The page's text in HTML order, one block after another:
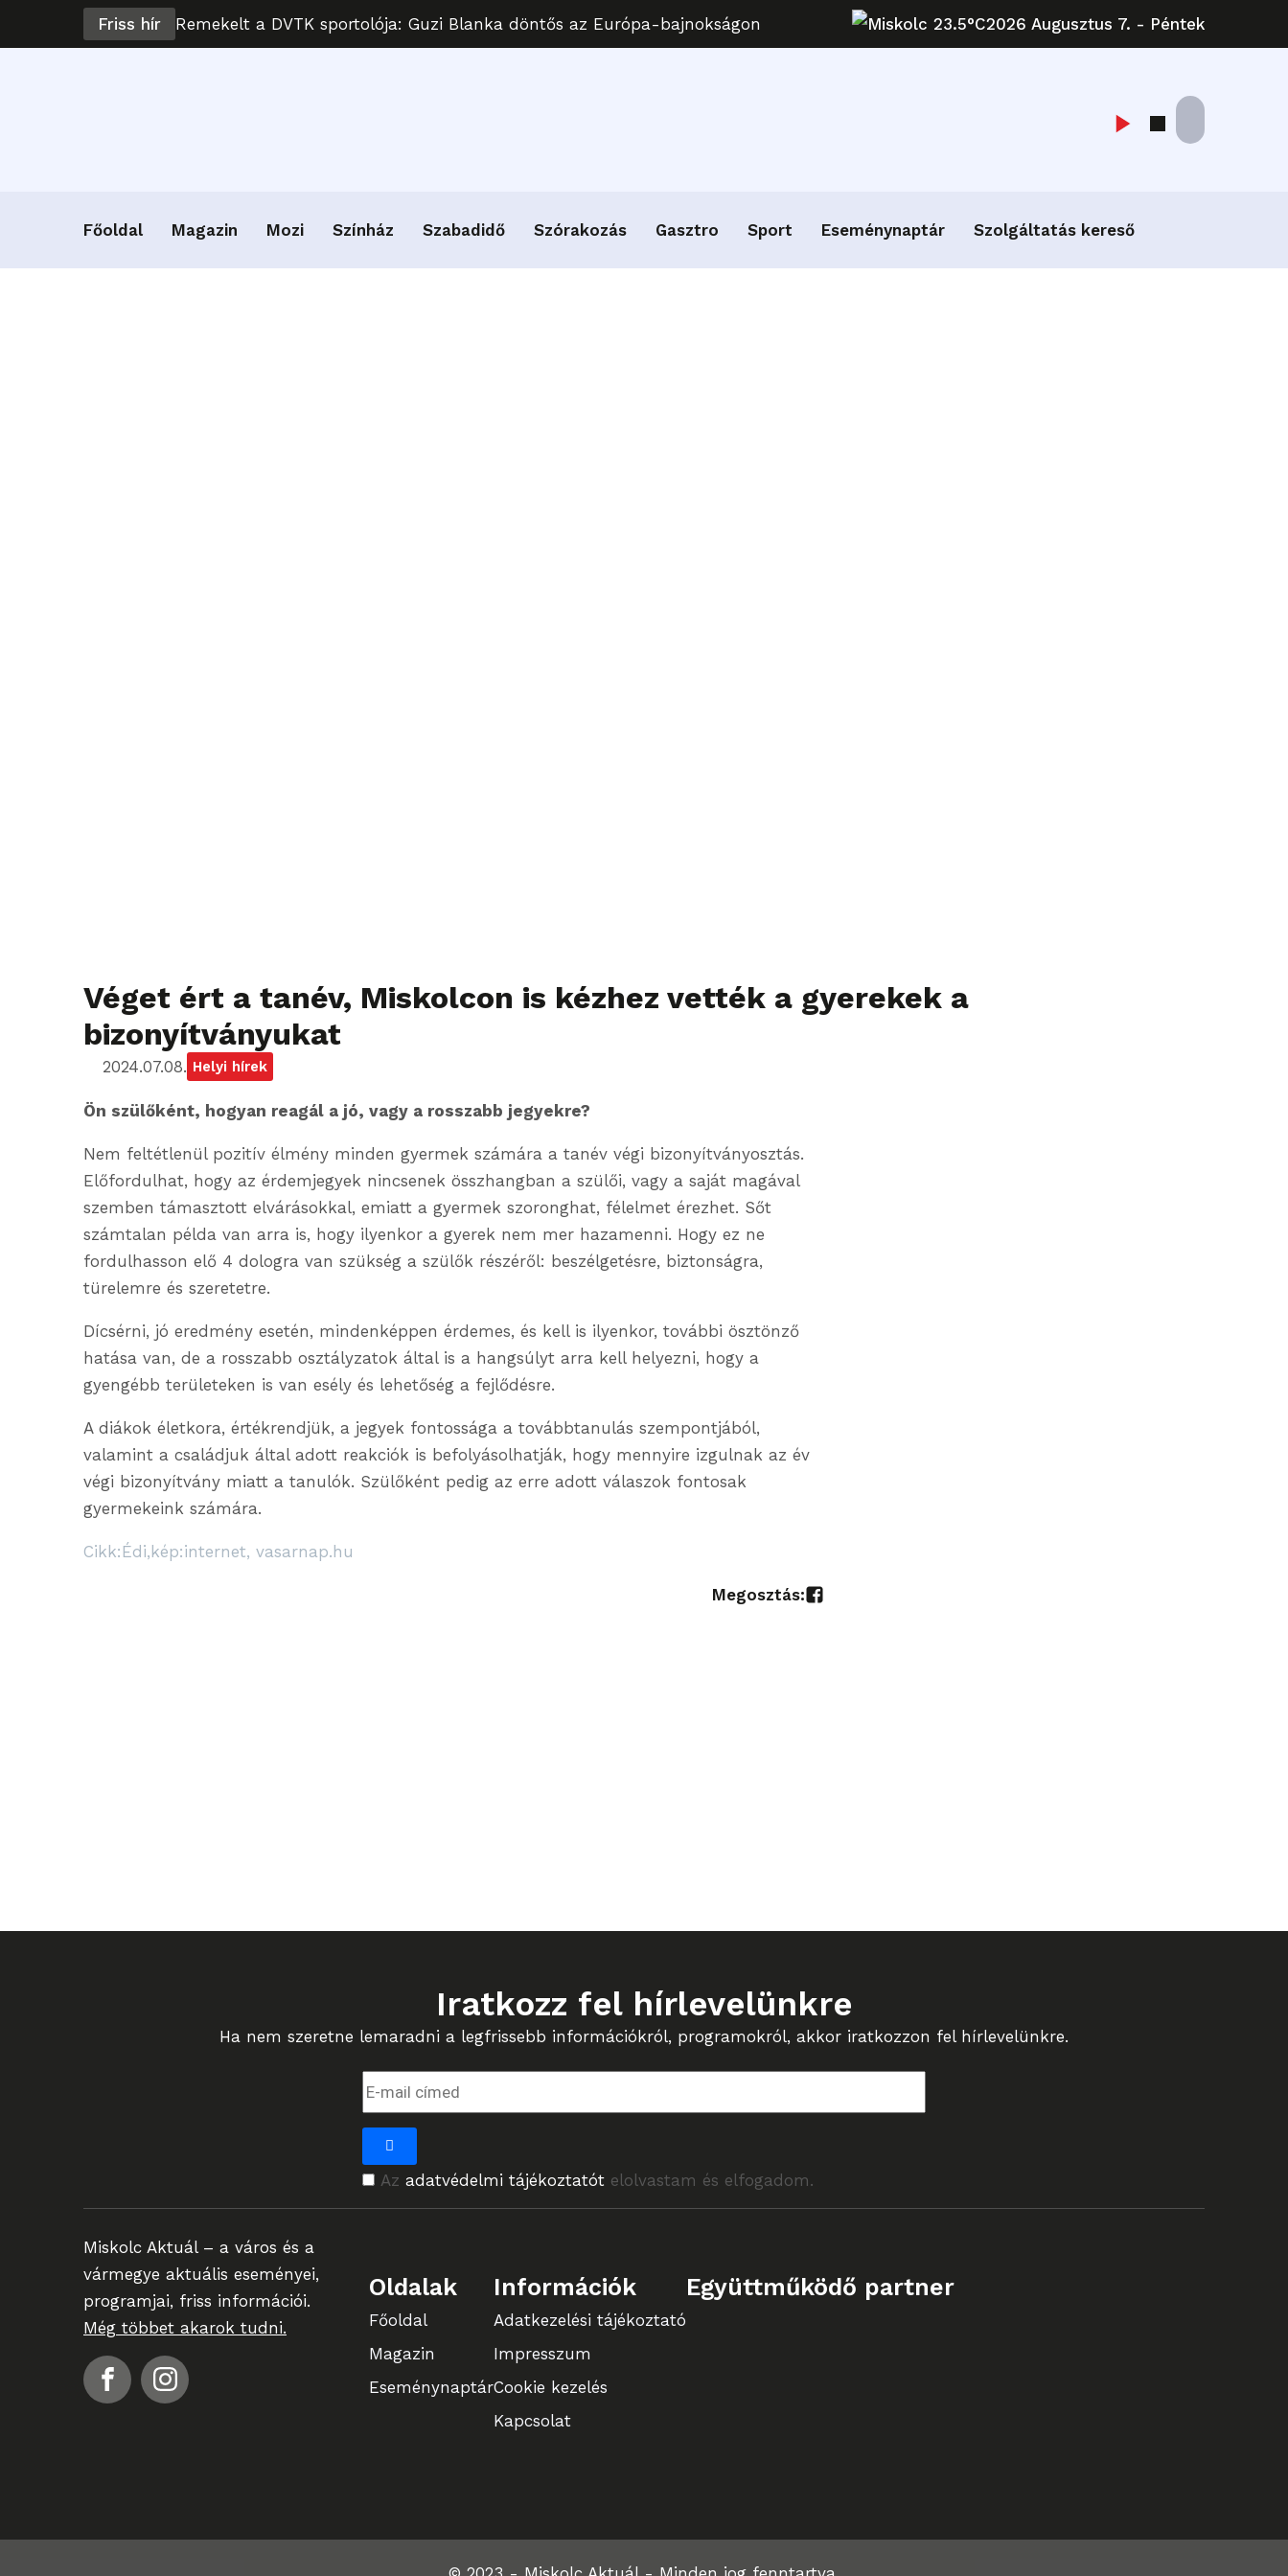
Friss hír Remekelt a DVTK sportolója: Guzi Blanka döntős az Európa-bajnokságon Miskolc 23.5°C2026 Augusztus 7. - Péntek
Főoldal Magazin Mozi Színház Szabadidő Szórakozás Gasztro Sport Eseménynaptár Szolgáltatás kereső
Véget ért a tanév, Miskolcon is kézhez vették a gyerekek a
bizonyítványukat
2024.07.08. Helyi hírek
Ön szülőként, hogyan reagál a jó, vagy a rosszabb jegyekre?
Nem feltétlenül pozitív élmény minden gyermek számára a tanév végi bizonyítványosztás.
Előfordulhat, hogy az érdemjegyek nincsenek összhangban a szülői, vagy a saját magával
szemben támasztott elvárásokkal, emiatt a gyermek szoronghat, félelmet érezhet. Sőt
számtalan példa van arra is, hogy ilyenkor a gyerek nem mer hazamenni. Hogy ez ne
fordulhasson elő 4 dologra van szükség a szülők részéről: beszélgetésre, biztonságra,
türelemre és szeretetre.
Dícsérni, jó eredmény esetén, mindenképpen érdemes, és kell is ilyenkor, további ösztönző
hatása van, de a rosszabb osztályzatok által is a hangsúlyt arra kell helyezni, hogy a
gyengébb területeken is van esély és lehetőség a fejlődésre.
A diákok életkora, értékrendjük, a jegyek fontossága a továbbtanulás szempontjából,
valamint a családjuk által adott reakciók is befolyásolhatják, hogy mennyire izgulnak az év
végi bizonyítvány miatt a tanulók. Szülőként pedig az erre adott válaszok fontosak
gyermekeink számára.
Cikk:Édi,kép:internet, vasarnap.hu
Megosztás:
Iratkozz fel hírlevelünkre
Ha nem szeretne lemaradni a legfrissebb információkról, programokról, akkor iratkozzon fel hírlevelünkre.
Az adatvédelmi tájékoztatót elolvastam és elfogadom.
Miskolc Aktuál – a város és a
vármegye aktuális eseményei,
programjai, friss információi.
Még többet akarok tudni.
Oldalak
Főoldal
Magazin
Eseménynaptár
Információk
Adatkezelési tájékoztató
Impresszum
Cookie kezelés
Kapcsolat
Együttműködő partner